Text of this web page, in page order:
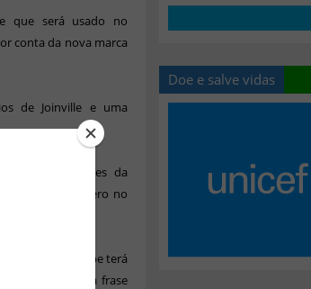
que será usado no
conta da nova marca
de Joinville e uma
nos uniformes da
primeira do gênero no
o escudo do clube terá
selo contendo a frase
Doe e salve vidas